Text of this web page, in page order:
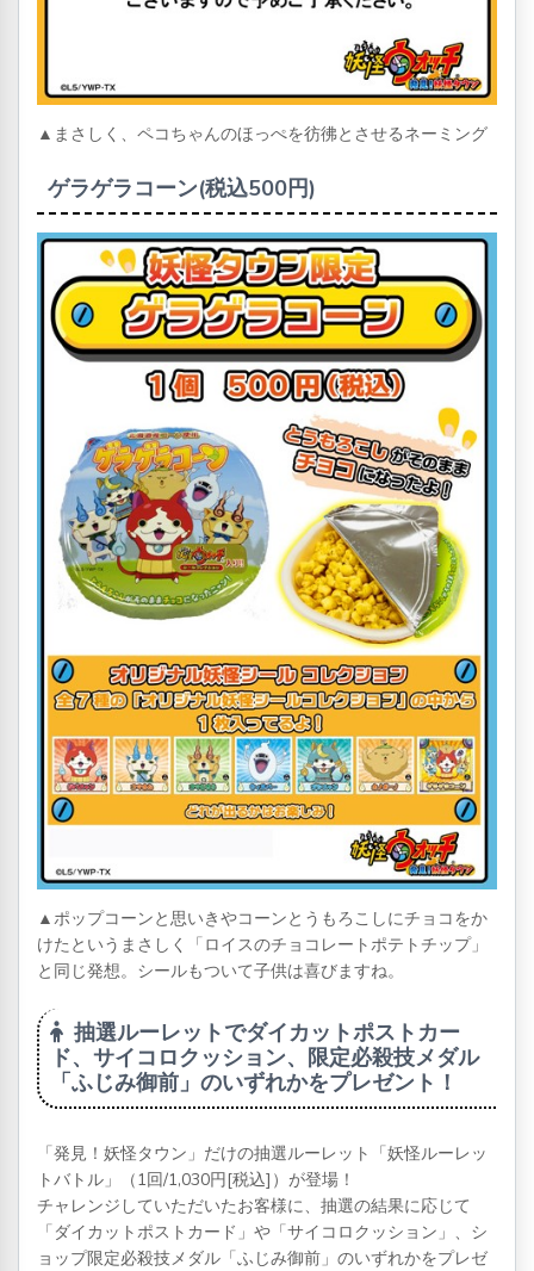
▲まさしく、ペコちゃんのほっぺを彷彿とさせるネーミング
ゲラゲラコーン(税込500円)
▲ポップコーンと思いきやコーンとうもろこしにチョコをか
けたというまさしく「ロイスのチョコレートポテトチップ」
と同じ発想。シールもついて子供は喜びますね。
抽選ルーレットでダイカットポストカー
ド、サイコロクッション、限定必殺技メダル
「ふじみ御前」のいずれかをプレゼント！
「発見！妖怪タウン」だけの抽選ルーレット「妖怪ルーレッ
トバトル」（1回/1,030円[税込]）が登場！
チャレンジしていただいたお客様に、抽選の結果に応じて
「ダイカットポストカード」や「サイコロクッション」、シ
ョップ限定必殺技メダル「ふじみ御前」のいずれかをプレゼ